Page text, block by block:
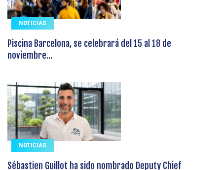
NOTICIAS
Piscina Barcelona, se celebrará del 15 al 18 de
noviembre...
NOTICIAS
Sébastien Guillot ha sido nombrado Deputy Chief